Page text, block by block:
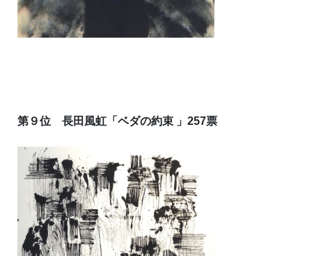
第９位 長田風虹「ベダの約束 」257票